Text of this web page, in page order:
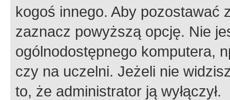
kogoś innego. Aby pozostawać
zaznacz powyższą opcję. Nie
ogólnodostępnego komputera,
czy na uczelni. Jeżeli nie
to, że administrator ją wyłączył.